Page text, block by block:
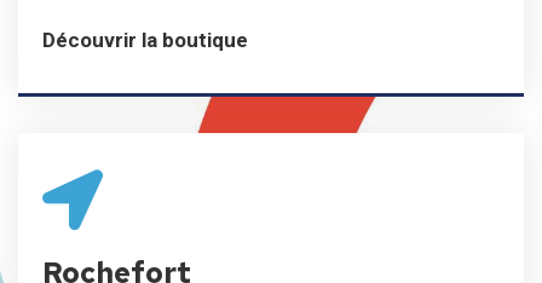
Découvrir la boutique
Rochefort